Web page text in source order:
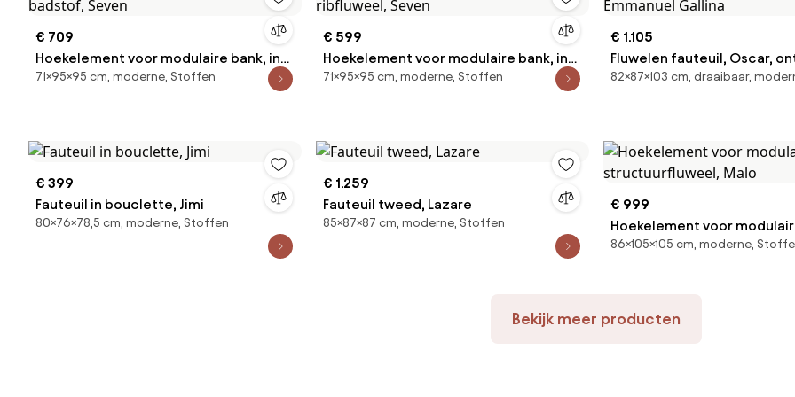
€ 709
Hoekelement voor modulaire bank, in
badstof, Seven
71×95×95 cm, moderne, Stoffen
€ 599
Hoekelement voor modulaire bank, in
ribfluweel, Seven
71×95×95 cm, moderne, Stoffen
€ 1.105
Fluwelen fauteuil, Oscar,
Emmanuel Gallina
82×87×103 cm, draaibaar,
€ 399
Fauteuil in bouclette, Jimi
80×76×78,5 cm, moderne, Stoffen
€ 1.259
Fauteuil tweed, Lazare
85×87×87 cm, moderne, Stoffen
€ 999
Hoekelement voor
structuurfluweel, Malo
86×105×105 cm, moderne,
Bekijk meer producten